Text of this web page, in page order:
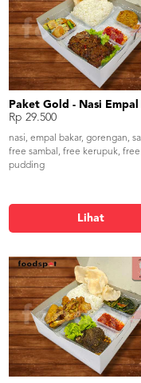
Rp 29.500
nasi, empal bakar, gorengan,
free sambal, free kerupuk,
pudding
Lihat